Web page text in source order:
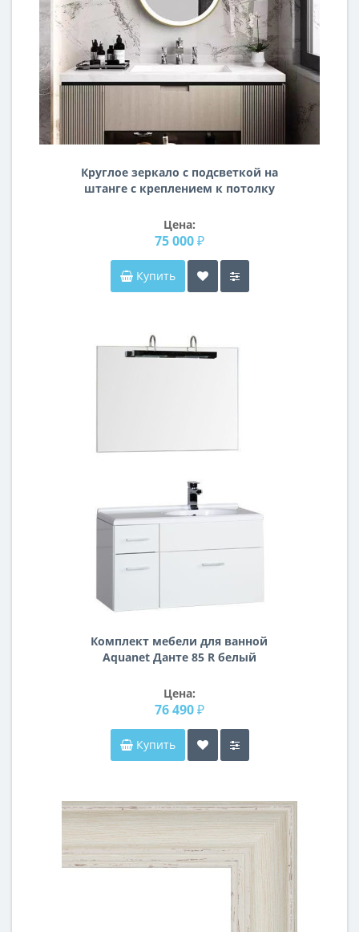
Круглое зеркало с подсветкой на
штанге с креплением к потолку
Цена:
75 000 ₽
Купить
Комплект мебели для ванной
Aquanet Данте 85 R белый
Цена:
76 490 ₽
Купить